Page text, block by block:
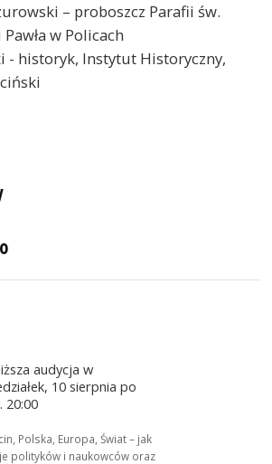
– proboszcz Parafii św.
w Policach
- historyk, Instytut Historyczny,
audycja w
10 sierpnia po
20:00
Polska, Europa, Świat – jak
polityków i naukowców oraz